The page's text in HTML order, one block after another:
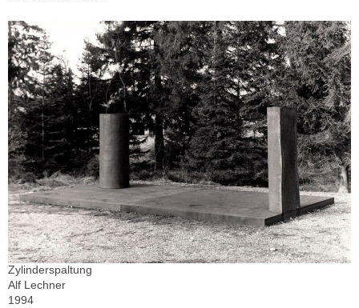
Zylinderspaltung
Alf Lechner
1994